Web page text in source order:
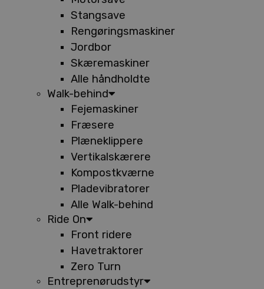
Stangsave
Rengøringsmaskiner
Jordbor
Skæremaskiner
Alle håndholdte
Walk-behind
Fejemaskiner
Fræsere
Plæneklippere
Vertikalskærere
Kompostkværne
Pladevibratorer
Alle Walk-behind
Ride On
Front ridere
Havetraktorer
Zero Turn
Entreprenørudstyr